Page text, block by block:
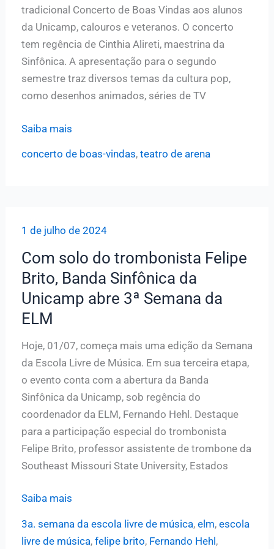
tradicional Concerto de Boas Vindas aos alunos
da Unicamp, calouros e veteranos. O concerto
tem regência de Cinthia Alireti, maestrina da
Sinfônica. A apresentação para o segundo
semestre traz diversos temas da cultura pop,
como desenhos animados, séries de TV
Sinfônica
Boas
nesta
terça,
06,
no
de
Arena
Saiba mais
concerto de boas-vindas, teatro de arena
1 de julho de 2024
Com solo do trombonista Felipe
Brito, Banda Sinfônica da
Unicamp abre 3ª Semana da
ELM
Hoje, 01/07, começa mais uma edição da Semana
da Escola Livre de Música. Em sua terceira etapa,
o evento conta com a abertura da Banda
Sinfônica da Unicamp, sob regência do
coordenador da ELM, Fernando Hehl. Destaque
para a participação especial do trombonista
Felipe Brito, professor assistente de trombone da
Southeast Missouri State University, Estados
Com
Saiba mais
3a. semana da escola livre de música, elm, escola
livre de música, felipe brito, Fernando Hehl ,